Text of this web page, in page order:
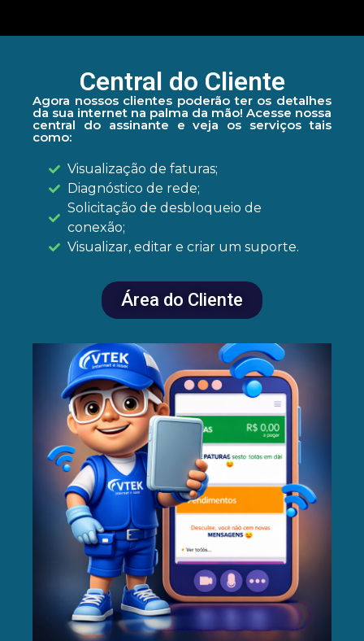
Central do Cliente
Agora nossos clientes poderão ter os detalhes
da sua internet na palma da mão! Acesse nossa
central do assinante e veja os serviços tais
como:
Visualização de faturas;
Diagnóstico de rede;
Solicitação de desbloqueio de
conexão;
Visualizar, editar e criar um suporte.
Área do Cliente